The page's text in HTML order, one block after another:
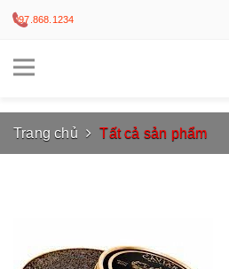
097.868.1234
Trang chủ Tất cả sản phẩm